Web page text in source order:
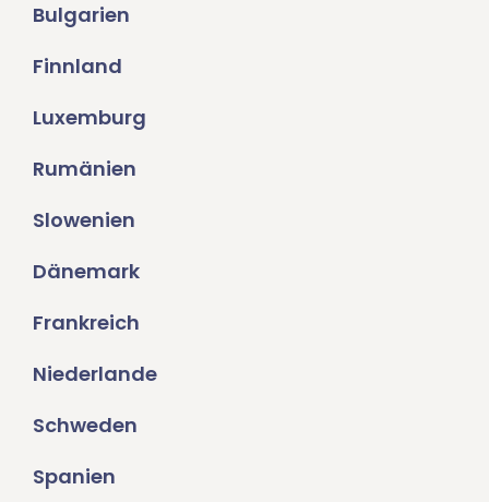
Bulgarien
Finnland
Luxemburg
Rumänien
Slowenien
Dänemark
Frankreich
Niederlande
Schweden
Spanien